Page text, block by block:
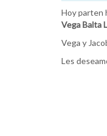
Hoy parten
Vega Balta
Vega y
Les